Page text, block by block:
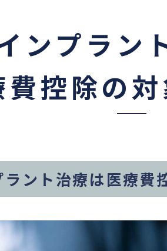
ンプラン
控除の対
ラント治療は医療費